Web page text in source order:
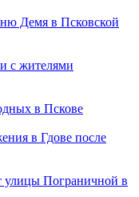
Демя в Псковской
с жителями
в Пскове
в Гдове после
улицы Пограничной в